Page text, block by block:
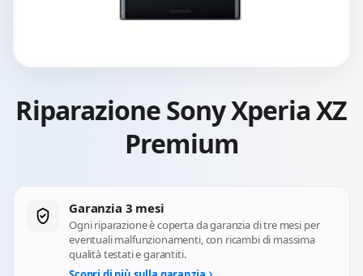
Riparazione Sony Xperia XZ
Premium
Garanzia 3 mesi
Ogni riparazione è coperta da garanzia di tre mesi per
eventuali malfunzionamenti, con ricambi di massima
qualità testati e garantiti.